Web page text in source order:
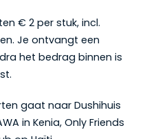
€ 2 per stuk, incl.
Je ontvangt een
het bedrag binnen is
gaat naar Dushihuis
in Kenia, Only Friends